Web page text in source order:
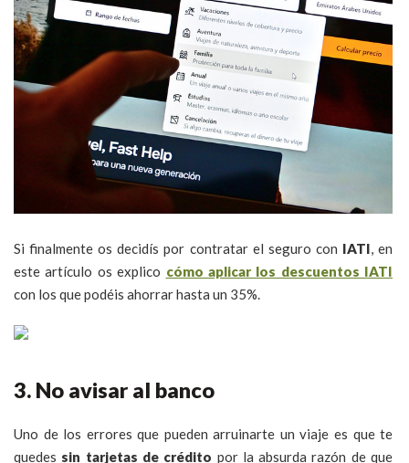
Si finalmente os decidís por contratar el seguro con IATI, en
este artículo os explico cómo aplicar los descuentos IATI
con los que podéis ahorrar hasta un 35%.
3. No avisar al banco
Uno de los errores que pueden arruinarte un viaje es que te
quedes sin tarjetas de crédito por la absurda razón de que